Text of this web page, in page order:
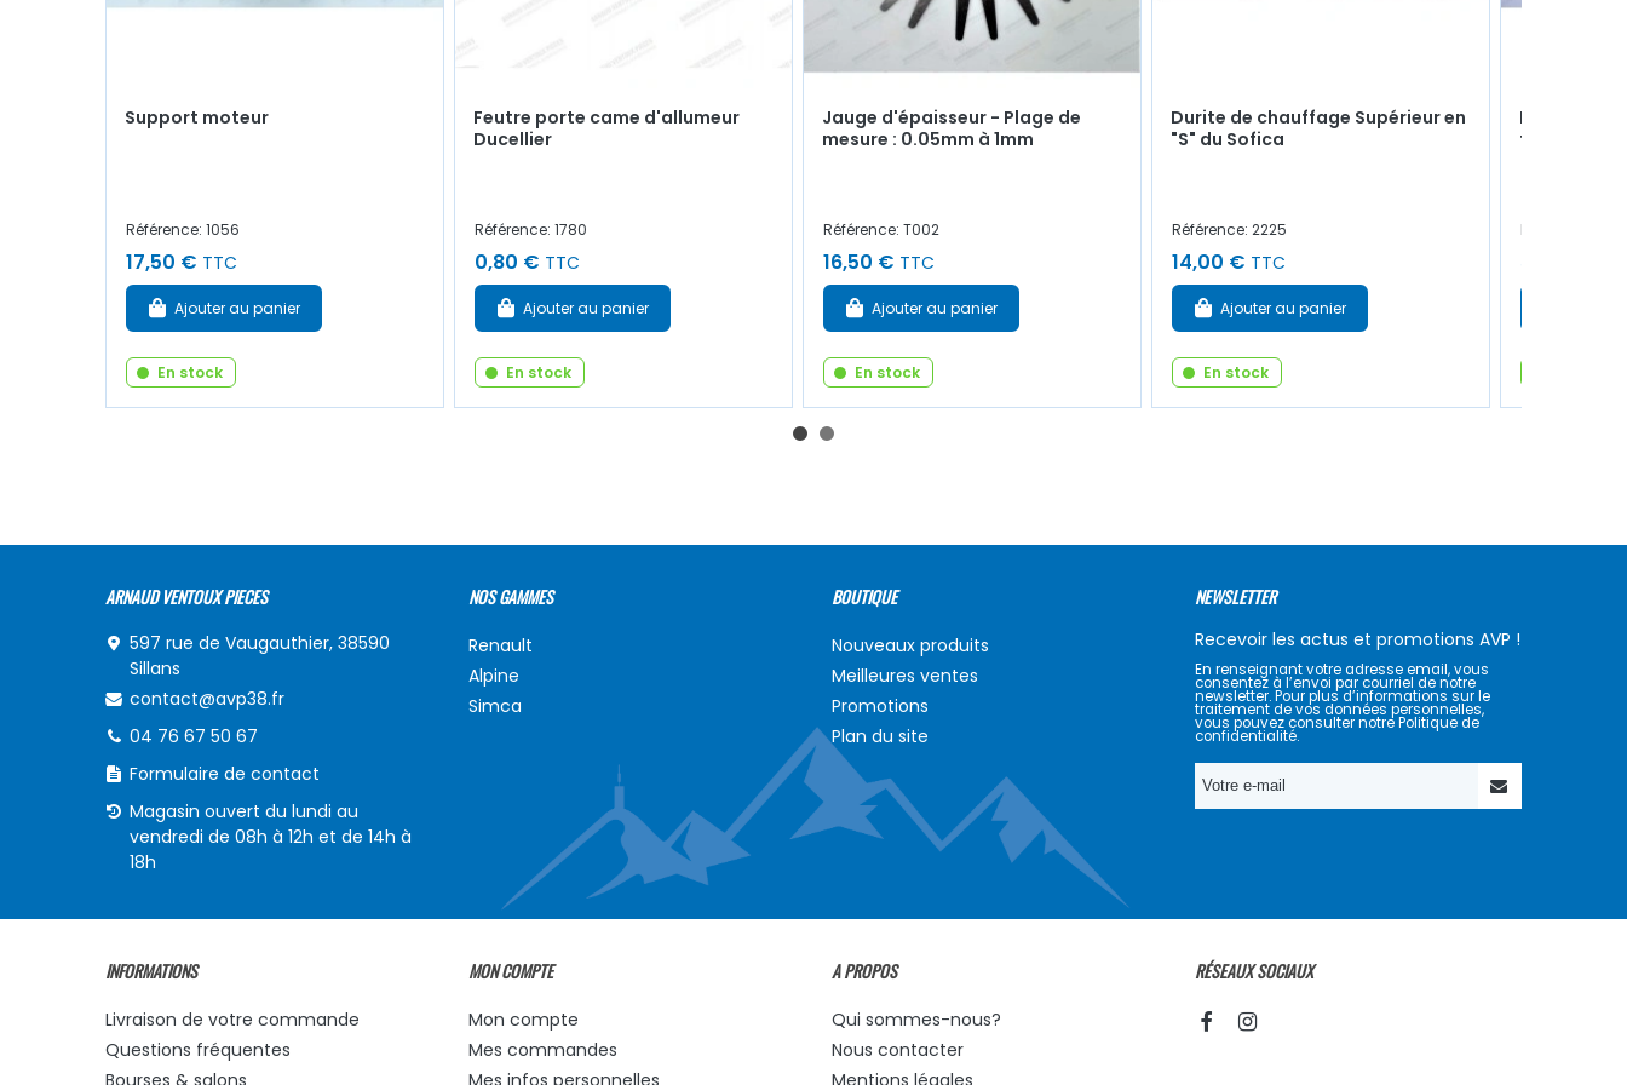
Support moteur
Référence: 1056
17,50 € TTC
Ajouter au panier
En stock
Feutre porte came d'allumeur
Ducellier
Référence: 1780
0,80 € TTC
Ajouter au panier
En stock
Jauge d'épaisseur - Plage de
mesure : 0.05mm à 1mm
Référence: T002
16,50 € TTC
Ajouter au panier
En stock
Durite de chauffage Supérieur en
"S" du Sofica
Référence: 2225
14,00 € TTC
Ajouter au panier
En stock
Butée
tige
Référence:
ARNAUD VENTOUX PIECES
597 rue de Vaugauthier, 38590
Sillans
contact@avp38.fr
04 76 67 50 67
Formulaire de contact
Magasin ouvert du lundi au
vendredi de 08h à 12h et de 14h à
18h
NOS GAMMES
Renault
Alpine
Simca
BOUTIQUE
Nouveaux produits
Meilleures ventes
Promotions
Plan du site
NEWSLETTER
Recevoir les actus et promotions AVP !
En renseignant votre adresse email, vous
consentez à l’envoi par courriel de notre
newsletter. Pour plus d’informations sur le
traitement de vos données personnelles,
vous pouvez consulter notre Politique de
confidentialité.
INFORMATIONS
Livraison de votre commande
Questions fréquentes
Bourses & salons
MON COMPTE
Mon compte
Mes commandes
Mes infos personnelles
A PROPOS
Qui sommes-nous?
Nous contacter
Mentions légales
RÉSEAUX SOCIAUX